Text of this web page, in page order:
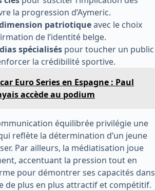
la progression d’Aymeric.
patriotiqueavec le choix
de l’identité belge.
spécialisés pour toucher un public
la crédibilité sportive.
Euro Series en Espagne : Paul
accède au podium
équilibrée privilégie une
reflète la détermination d’un jeune
Par ailleurs, la médiatisation joue
accentuant la pression tout en
pour démontrer ses capacités dans
de plus en plus attractif et compétitif.